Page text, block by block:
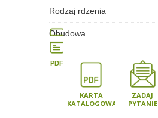
Rodzaj rdzenia
Obudowa
PDF
KARTA
KATALOGOWA
ZADAJ
PYTANIE